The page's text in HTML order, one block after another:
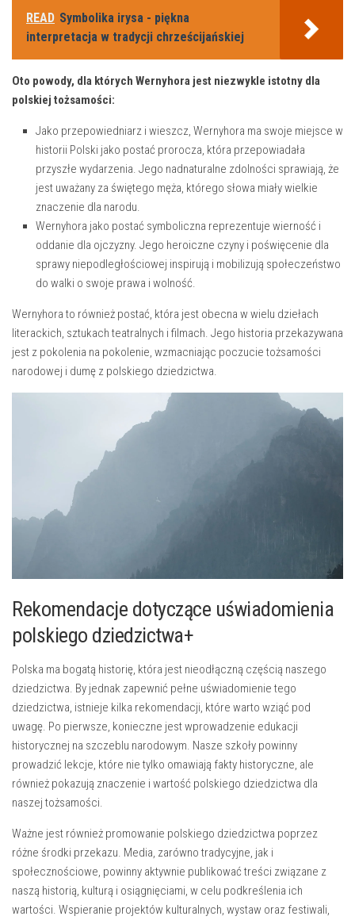
READ Symbolika irysa - piękna
interpretacja w tradycji chrześcijańskiej
Oto⁣ powody, dla ‌których‌ Wernyhora ⁢jest ⁤niezwykle istotny dla
polskiej tożsamości:
Jako przepowiedniarz⁤ i wieszcz, Wernyhora ma ⁢swoje miejsce ‌w
historii Polski jako postać prorocza, która ⁢przepowiadała
‌przyszłe wydarzenia. Jego nadnaturalne zdolności sprawiają, ⁢że
jest⁢ uważany za ⁢świętego ⁤męża,​ którego słowa miały wielkie⁢
znaczenie‍ dla ⁤narodu.
Wernyhora jako postać​ symboliczna reprezentuje wierność ‌i
oddanie dla​ ojczyzny. Jego heroiczne czyny‌ i poświęcenie⁤ dla​
sprawy niepodległościowej inspirują‌ i mobilizują społeczeństwo
do walki o ⁤swoje prawa i wolność.
Wernyhora ‌to również‍ postać, która jest obecna w wielu⁤ dziełach
⁢literackich, sztukach ‍teatralnych i filmach. Jego historia przekazywana
jest z⁢ pokolenia na⁢ pokolenie, wzmacniając poczucie tożsamości
narodowej i ​dumę z polskiego dziedzictwa.
Rekomendacje dotyczące uświadomienia⁢
polskiego ​dziedzictwa+
Polska ma⁣ bogatą⁤ historię, która jest nieodłączną częścią naszego
dziedzictwa.‌ By jednak zapewnić‍ pełne uświadomienie ‌tego
⁤dziedzictwa, istnieje‌ kilka‍ rekomendacji, które‌ warto wziąć pod
uwagę. ⁣Po pierwsze, konieczne⁢ jest ‍wprowadzenie​ edukacji
historycznej na szczeblu narodowym. Nasze szkoły⁤ powinny
prowadzić ‌lekcje, które nie tylko ⁢omawiają⁢ fakty ⁢historyczne, ​ale⁢
również pokazują ⁤znaczenie i wartość polskiego dziedzictwa dla
naszej ‍tożsamości.
Ważne jest również ​promowanie polskiego dziedzictwa⁤ poprzez
różne‍ środki przekazu.⁢ Media, zarówno ⁣tradycyjne, jak i
społecznościowe,⁤ powinny aktywnie publikować⁣ treści‍ związane ⁢z
‍naszą ​historią, kulturą i osiągnięciami, w celu podkreślenia ⁤ich ​
wartości.⁣ Wspieranie ‍projektów kulturalnych, wystaw⁢ oraz festiwali,